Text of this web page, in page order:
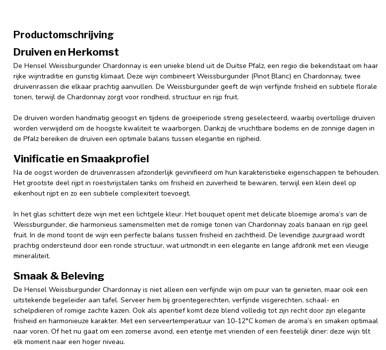
Productomschrijving
Druiven en Herkomst
De Hensel Weissburgunder Chardonnay is een unieke blend uit de Duitse Pfalz, een regio die bekendstaat om haar
rijke wijntraditie en gunstig klimaat. Deze wijn combineert Weissburgunder (Pinot Blanc) en Chardonnay, twee
druivenrassen die elkaar prachtig aanvullen. De Weissburgunder geeft de wijn verfijnde frisheid en subtiele florale
tonen, terwijl de Chardonnay zorgt voor rondheid, structuur en rijp fruit.
De druiven worden handmatig geoogst en tijdens de groeiperiode streng geselecteerd, waarbij overtollige druiven
worden verwijderd om de hoogste kwaliteit te waarborgen. Dankzij de vruchtbare bodems en de zonnige dagen in
de Pfalz bereiken de druiven een optimale balans tussen elegantie en rijpheid.
Vinificatie en Smaakprofiel
Na de oogst worden de druivenrassen afzonderlijk gevinifieerd om hun karakteristieke eigenschappen te behouden.
Het grootste deel rijpt in roestvrijstalen tanks om frisheid en zuiverheid te bewaren, terwijl een klein deel op
eikenhout rijpt en zo een subtiele complexiteit toevoegt.
In het glas schittert deze wijn met een lichtgele kleur. Het bouquet opent met delicate bloemige aroma’s van de
Weissburgunder, die harmonieus samensmelten met de romige tonen van Chardonnay zoals banaan en rijp geel
fruit. In de mond toont de wijn een perfecte balans tussen frisheid en zachtheid. De levendige zuurgraad wordt
prachtig ondersteund door een ronde structuur, wat uitmondt in een elegante en lange afdronk met een vleugje
mineraliteit.
Smaak & Beleving
De Hensel Weissburgunder Chardonnay is niet alleen een verfijnde wijn om puur van te genieten, maar ook een
uitstekende begeleider aan tafel. Serveer hem bij groentegerechten, verfijnde visgerechten, schaal- en
schelpdieren of romige zachte kazen. Ook als aperitief komt deze blend volledig tot zijn recht door zijn elegante
frisheid en harmonieuze karakter. Met een serveertemperatuur van 10-12°C komen de aroma’s en smaken optimaal
naar voren. Of het nu gaat om een zomerse avond, een etentje met vrienden of een feestelijk diner: deze wijn tilt
elk moment naar een hoger niveau.